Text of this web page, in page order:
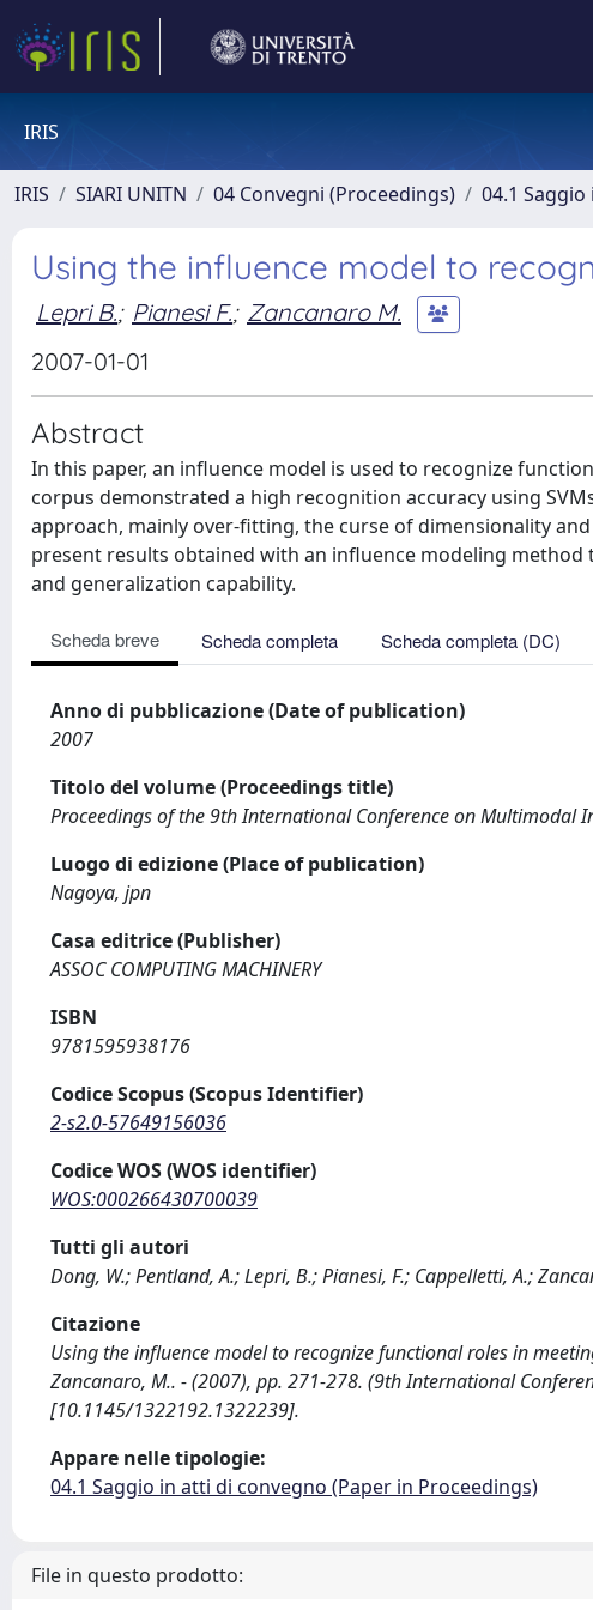
IRIS
IRIS SIARI UNITN 04 Convegni (Proceedings) 04.1
Using the influence model to
Lepri B.; Pianesi F.; Zancanaro M.
2007-01-01
Abstract
In this paper, an influence model is used to recognize
corpus demonstrated a high recognition accuracy using
approach, mainly over-fitting, the curse of dimensionality
present results obtained with an influence modeling
and generalization capability.
Scheda breve Scheda completa Scheda completa (DC)
Anno di pubblicazione (Date of publication)
2007
Titolo del volume (Proceedings title)
Proceedings of the 9th International Conference on Multimodal
Luogo di edizione (Place of publication)
Nagoya, jpn
Casa editrice (Publisher)
ASSOC COMPUTING MACHINERY
ISBN
9781595938176
Codice Scopus (Scopus Identifier)
2-s2.0-57649156036
Codice WOS (WOS identifier)
WOS:000266430700039
Tutti gli autori
Dong, W.; Pentland, A.; Lepri, B.; Pianesi, F.; Cappelletti, A.;
Citazione
Using the influence model to recognize functional roles in
Zancanaro, M.. - (2007), pp. 271-278. (9th International
[10.1145/1322192.1322239].
Appare nelle tipologie:
04.1 Saggio in atti di convegno (Paper in Proceedings)
File in questo prodotto: